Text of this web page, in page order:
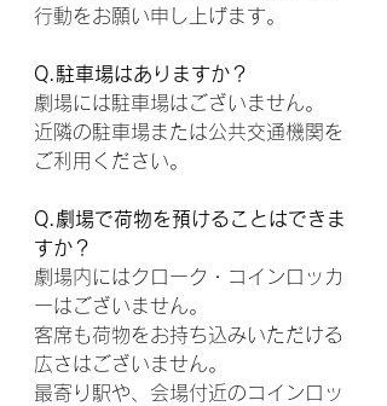
行動をお願い申し上げます。
Q.駐車場はありますか？
劇場には駐車場はございません。
近隣の駐車場または公共交通機関を
ご利用ください。
Q.劇場で荷物を預けることはできま
すか？
劇場内にはクローク・コインロッカ
ーはございません。
客席も荷物をお持ち込みいただける
広さはございません。
最寄り駅や、会場付近のコインロッ